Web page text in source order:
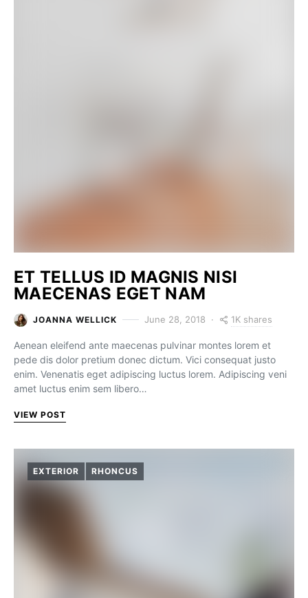
ET TELLUS ID MAGNIS NISI
MAECENAS EGET NAM
JOANNA WELLICK June 28, 2018 1K shares
Aenean eleifend ante maecenas pulvinar montes lorem et
pede dis dolor pretium donec dictum. Vici consequat justo
enim. Venenatis eget adipiscing luctus lorem. Adipiscing veni
amet luctus enim sem libero…
VIEW POST
EXTERIOR RHONCUS